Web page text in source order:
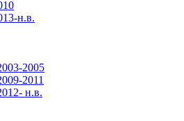
н.в.
2005
2011
н.в.